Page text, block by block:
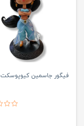
فیگور جاسمین کیوپوسکت 2992